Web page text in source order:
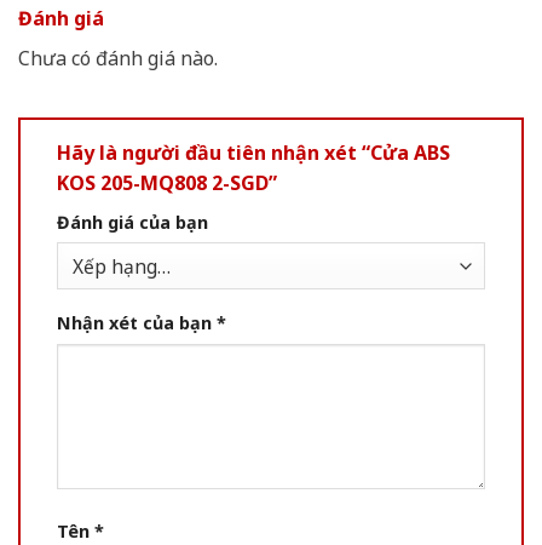
Đánh giá
Chưa có đánh giá nào.
Hãy là người đầu tiên nhận xét “Cửa ABS
KOS 205-MQ808 2-SGD”
Đánh giá của bạn
Nhận xét của bạn *
Tên *